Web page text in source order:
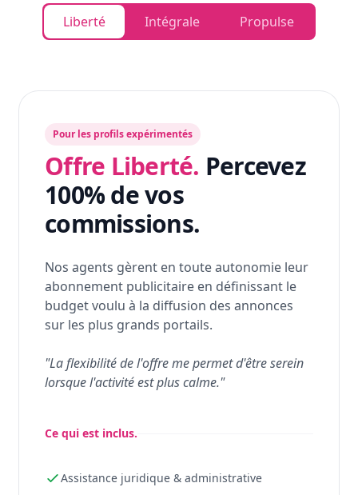
Liberté Intégrale Propulse
Pour les profils expérimentés
Offre Liberté. Percevez
100% de vos
commissions.
Nos agents gèrent en toute autonomie leur
abonnement publicitaire en définissant le
budget voulu à la diffusion des annonces
sur les plus grands portails.
"La flexibilité de l'offre me permet d'être serein
lorsque l'activité est plus calme."
Ce qui est inclus.
Assistance juridique & administrative